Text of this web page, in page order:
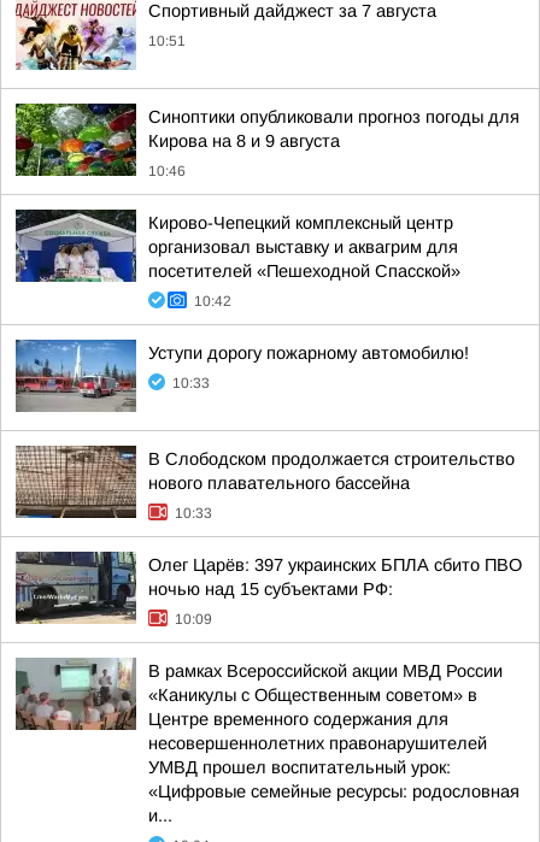
Спортивный дайджест за 7 августа
10:51
Синоптики опубликовали прогноз погоды для
Кирова на 8 и 9 августа
10:46
Кирово-Чепецкий комплексный центр
организовал выставку и аквагрим для
посетителей «Пешеходной Спасской»
10:42
Уступи дорогу пожарному автомобилю!
10:33
В Слободском продолжается строительство
нового плавательного бассейна
10:33
Олег Царёв: 397 украинских БПЛА сбито ПВО
ночью над 15 субъектами РФ:
10:09
В рамках Всероссийской акции МВД России
«Каникулы с Общественным советом» в
Центре временного содержания для
несовершеннолетних правонарушителей
УМВД прошел воспитательный урок:
«Цифровые семейные ресурсы: родословная
и...